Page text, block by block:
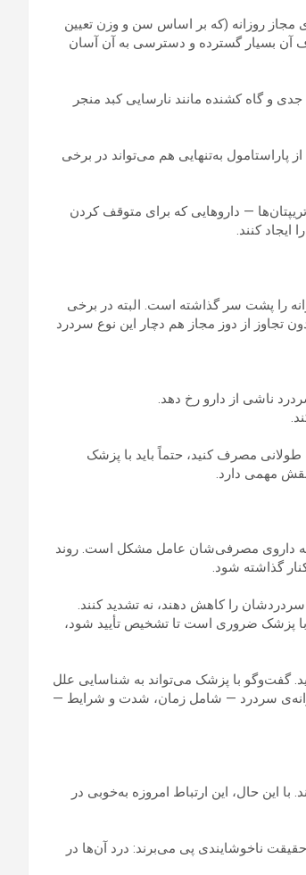
مجاز روزانه (که بر اساس سن و وزن تعیین
بسیار گسترده و دسترسی به آن آسان
و گاه کشنده مانند نارسایی کبد منجر
پاراستامول به‌تنهایی هم می‌تواند در برخی
— داروهایی که برای متوقف کردن
کنند.
را پشت سر گذاشته است. البته در برخی
تجاوز از دوز مجاز هم دچار این نوع سردرد
مصرف کنید، حتماً باید با پزشک
مهمی دارد.
که داروی مصرفی‌شان عامل مشکل است. روند
گذاشته شود.
را کاهش دهند، نه تشدید کنند.
با پزشک ضروری است تا تشخیص تأیید شود،
مراجعه کنید. گفت‌وگو با پزشک می‌تواند به شناسایی علل
سردرد — شامل زمان، شدت و شرایط —
این حال، این ارتباط امروزه به‌خوبی در
ناخوشایندی پی می‌برند: درد آن‌ها در